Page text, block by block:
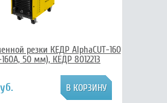
резки КЕДР AlphaCUT-160
50 мм), КЕДР 8012213